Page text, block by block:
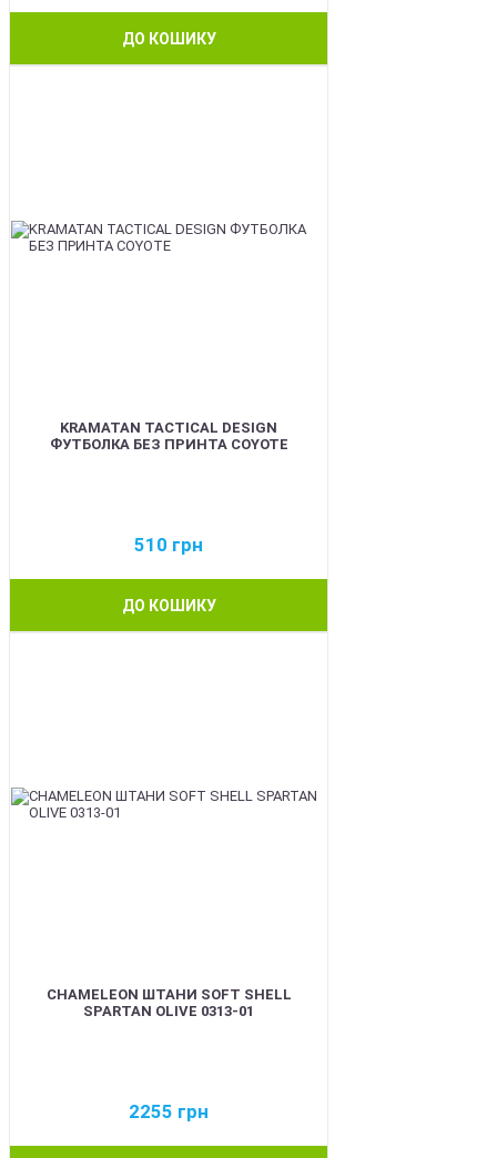
ДО КОШИКУ
KRAMATAN TACTICAL DESIGN
ФУТБОЛКА БЕЗ ПРИНТА COYOTE
510 грн
ДО КОШИКУ
CHAMELEON ШТАНИ SOFT SHELL
SPARTAN OLIVE 0313-01
2255 грн